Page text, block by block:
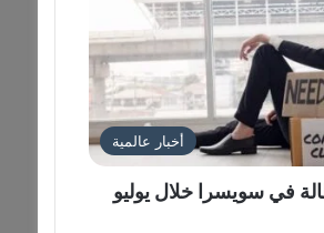
أخبار عالمية
في سويسرا خلال يوليو